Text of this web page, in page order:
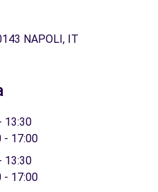
NAPOLI, IT
13:30
- 17:00
13:30
- 17:00